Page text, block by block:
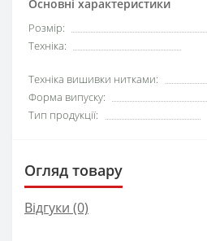
Основні характеристики
Розмір:
Техніка:
Техніка вишивки нитками:
Форма випуску:
Тип продукції:
Огляд товару
Відгуки (0)